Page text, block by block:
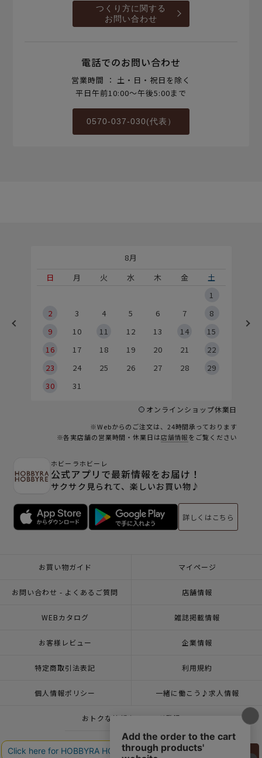
つくり方に関する
お問い合わせ
電話でのお問い合わせ
営業時間 ： 土・日・祝日を除く
平日午前10:00～午後5:00まで
0570-037-030(代表）
8月
日
月 火 水 木 金
土
1
2
3 4 5 6 7
8
9
10 11 12 13 14
15
16
17 18 19 20 21
22
23
24 25 26 27 28
29
30
31
オンラインショップ休業日
※Webからのご注文は、24時間承っております
※各実店舗の営業時間・休業日は店舗情報をご覧ください
ホビーラホビーレ
公式アプリで最新情報をお届け！
サクサク見られて、楽しいお買い物♪
詳しくはこちら
お買い物ガイド マイページ
お問い合わせ - よくあるご質問 店舗情報
WEBカタログ 雑誌掲載情報
お客様レビュー 企業情報
特定商取引法表記 利用規約
個人情報ポリシー 一緒に働こう♪求人情報
おトクな情報♪メルマガ登録